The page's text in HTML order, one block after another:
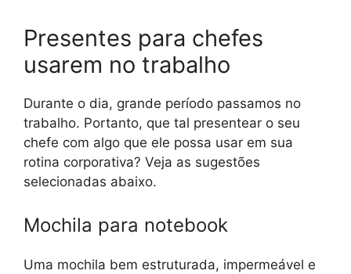
Presentes para chefes
usarem no trabalho
Durante o dia, grande período passamos no
trabalho. Portanto, que tal presentear o seu
chefe com algo que ele possa usar em sua
rotina corporativa? Veja as sugestões
selecionadas abaixo.
Mochila para notebook
Uma mochila bem estruturada, impermeável e